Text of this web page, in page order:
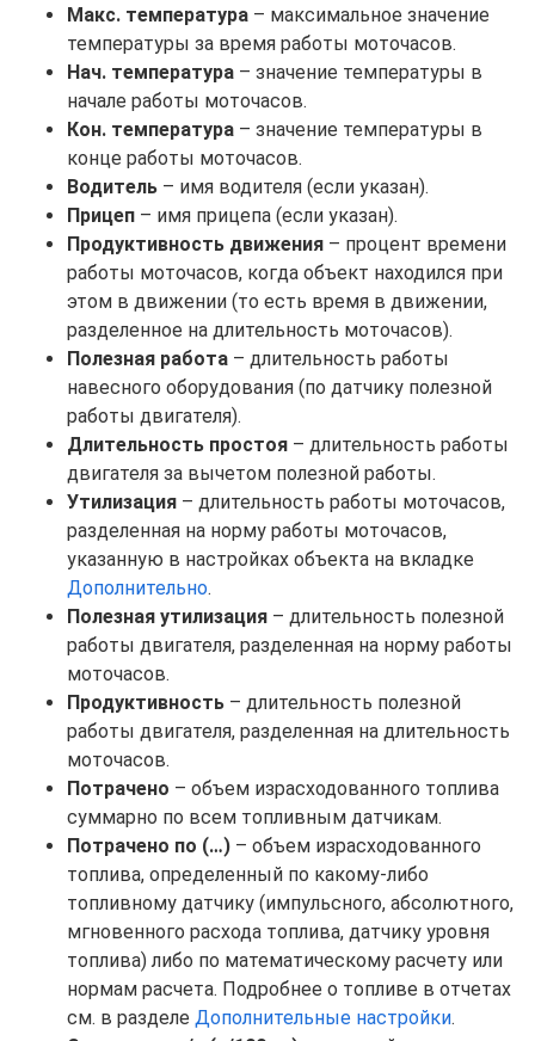
Макс. температура – максимальное значение
температуры за время работы моточасов.
Нач. температура – значение температуры в
начале работы моточасов.
Кон. температура – значение температуры в
конце работы моточасов.
Водитель – имя водителя (если указан).
Прицеп – имя прицепа (если указан).
Продуктивность движения – процент времени
работы моточасов, когда объект находился при
этом в движении (то есть время в движении,
разделенное на длительность моточасов).
Полезная работа – длительность работы
навесного оборудования (по датчику полезной
работы двигателя).
Длительность простоя – длительность работы
двигателя за вычетом полезной работы.
Утилизация – длительность работы моточасов,
разделенная на норму работы моточасов,
указанную в настройках объекта на вкладке
Дополнительно.
Полезная утилизация – длительность полезной
работы двигателя, разделенная на норму работы
моточасов.
Продуктивность – длительность полезной
работы двигателя, разделенная на длительность
моточасов.
Потрачено – объем израсходованного топлива
суммарно по всем топливным датчикам.
Потрачено по (…) – объем израсходованного
топлива, определенный по какому-либо
топливному датчику (импульсного, абсолютного,
мгновенного расхода топлива, датчику уровня
топлива) либо по математическому расчету или
нормам расчета. Подробнее о топливе в отчетах
см. в разделе Дополнительные настройки.